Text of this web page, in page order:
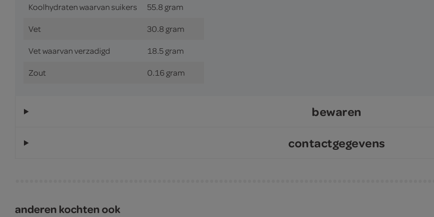
Koolhydraten waarvan suikers 55.8 gram
Vet 30.8 gram
Vet waarvan verzadigd 18.5 gram
Zout 0.16 gram
bewaren
contactgegevens
anderen kochten ook